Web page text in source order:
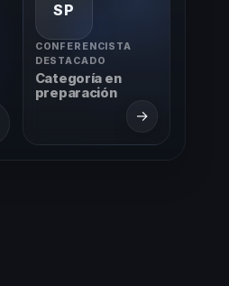
SP
CONFERENCISTA
DESTACADO
Categoría en
preparación
→